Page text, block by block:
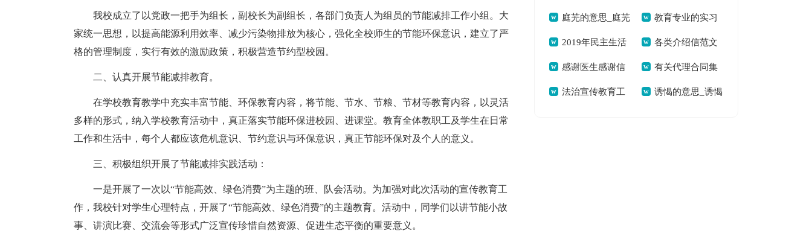
我校成立了以党政一把手为组长，副校长为副组长，各部门负责人为组员的节能减排工作小组。大
家统一思想，以提高能源利用效率、减少污染物排放为核心，强化全校师生的节能环保意识，建立了严
格的管理制度，实行有效的激励政策，积极营造节约型校园。
二、认真开展节能减排教育。
在学校教育教学中充实丰富节能、环保教育内容，将节能、节水、节粮、节材等教育内容，以灵活
多样的形式，纳入学校教育活动中，真正落实节能环保进校园、进课堂。教育全体教职工及学生在日常
工作和生活中，每个人都应该危机意识、节约意识与环保意识，真正节能环保对及个人的意义。
三、积极组织开展了节能减排实践活动：
一是开展了一次以“节能高效、绿色消费”为主题的班、队会活动。为加强对此次活动的宣传教育工
作，我校针对学生心理特点，开展了“节能高效、绿色消费”的主题教育。活动中，同学们以讲节能小故
事、讲演比赛、交流会等形式广泛宣传珍惜自然资源、促进生态平衡的重要意义。
示精神心得[本文共
2101字]
23062字] 7451字]
言稿汇总七篇[本文
共6136字]
本[本文共21041字]
庭芜的意思_庭芜
的拼音[本文共56字]
教育专业的实习
总结[本文共34395
字]
2019年民主生活
会批评与自我批评
[本文共1400字]
各类介绍信范文
[本文共598字]
感谢医生感谢信
[本文共7661字]
有关代理合同集
锦八篇[本文共9546
法治宣传教育工 诱愒的意思_诱愒